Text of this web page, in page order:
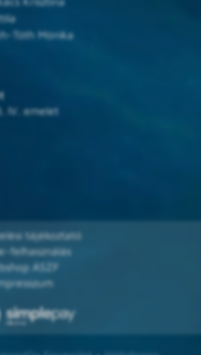
Tóth Mónika
IV. emelet
tájékoztató
felhasználás
ÁSZF